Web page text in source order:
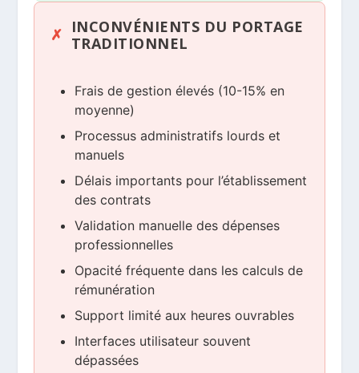
INCONVÉNIENTS DU PORTAGE
TRADITIONNEL
Frais de gestion élevés (10-15% en
moyenne)
Processus administratifs lourds et
manuels
Délais importants pour l’établissement
des contrats
Validation manuelle des dépenses
professionnelles
Opacité fréquente dans les calculs de
rémunération
Support limité aux heures ouvrables
Interfaces utilisateur souvent
dépassées